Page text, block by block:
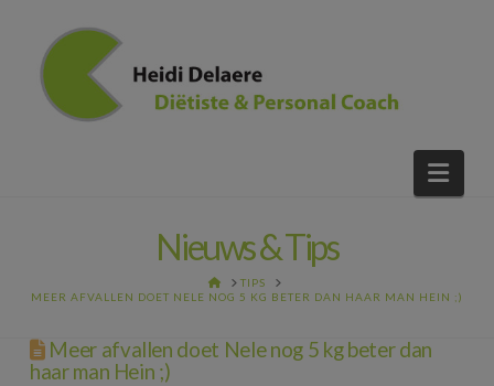
Nieuws & Tips
HOME
TIPS
MEER AFVALLEN DOET NELE NOG 5 KG BETER DAN HAAR MAN HEIN ;)
Meer afvallen doet Nele nog 5 kg beter dan
haar man Hein ;)